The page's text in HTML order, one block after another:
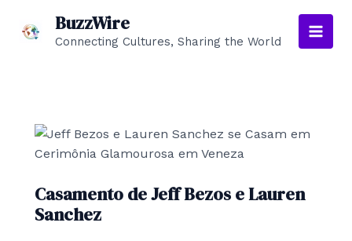
BuzzWire
Connecting Cultures, Sharing the World
Main
Casamento de Jeff Bezos e Lauren
Sanchez